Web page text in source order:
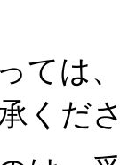
ては
くだ